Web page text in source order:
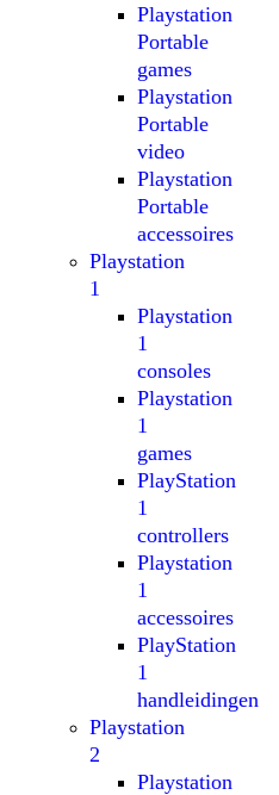
Playstation
Portable
games
Playstation
Portable
video
Playstation
Portable
accessoires
Playstation
1
Playstation
1
consoles
Playstation
1
games
PlayStation
1
controllers
Playstation
1
accessoires
PlayStation
1
handleidingen
Playstation
2
Playstation